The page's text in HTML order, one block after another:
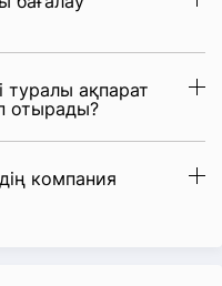
туралы ақпарат
отырады?
компания